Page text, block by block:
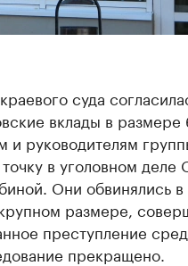
суда
вклады в
и руководителям
в уголовном деле
Они обвинялись в
размере,
преступление
прекращено.